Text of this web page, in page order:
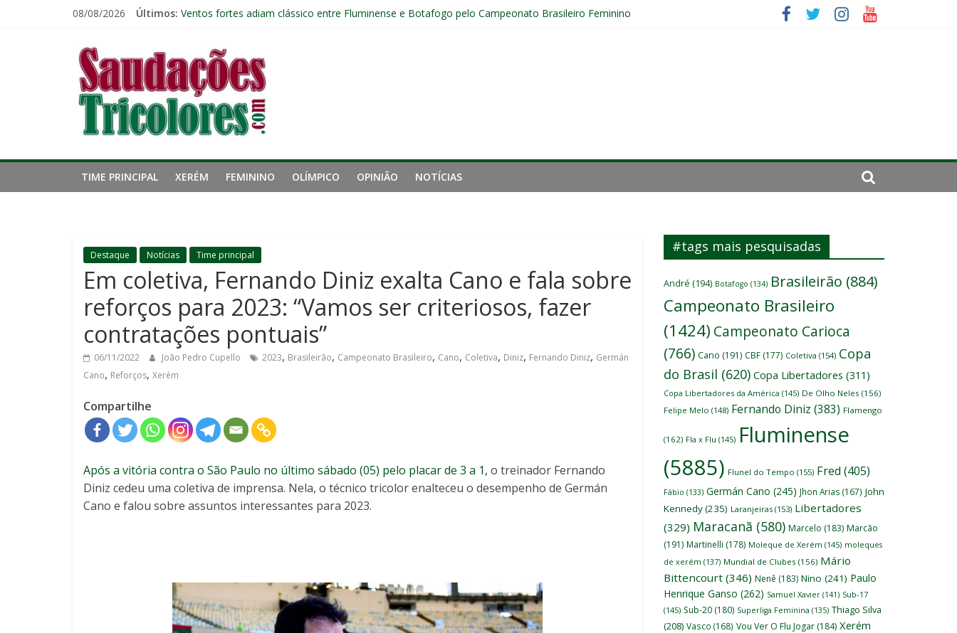
08/08/2026 Últimos: Ventos fortes adiam clássico entre Fluminense e Botafogo pelo Campeonato Brasileiro Feminino
John Kennedy tem lesão no ligamento cruzado do joelho direito confirmada pelo Fluminense e passará por cirurgia
Fluminense chega ao prazo final da Libertadores com apenas duas contratações e sete saídas no elenco
Saudações
Tricolores
TIME PRINCIPAL XERÉM FEMININO OLÍMPICO OPINIÃO NOTÍCIAS
Destaque Notícias Time principal
Em coletiva, Fernando Diniz exalta Cano e fala sobre
reforços para 2023: “Vamos ser criteriosos, fazer
contratações pontuais”
06/11/2022 João Pedro Cupello 2023, Brasileirão, Campeonato Brasileiro, Cano, Coletiva, Diniz, Fernando Diniz, Germán
Cano, Reforços, Xerém
Compartilhe
Após a vitória contra o São Paulo no último sábado (05) pelo placar de 3 a 1, o treinador Fernando
Diniz cedeu uma coletiva de imprensa. Nela, o técnico tricolor enalteceu o desempenho de Germán
Cano e falou sobre assuntos interessantes para 2023.
#tags mais pesquisadas
André (194) Botafogo (134) Brasileirão (884)
Campeonato Brasileiro
(1424) Campeonato Carioca
(766) Cano (191) CBF (177) Coletiva (154) Copa
do Brasil (620) Copa Libertadores (311)
Copa Libertadores da América (145) De Olho Neles (156)
Felipe Melo (148) Fernando Diniz (383) Flamengo
(162) Fla x Flu (145) Fluminense
(5885) Flunel do Tempo (155) Fred (405)
Fábio (133) Germán Cano (245) Jhon Arias (167) John
Kennedy(235) Laranjeiras (153) Libertadores
(329) Maracanã (580) Marcelo (183) Marcão
(191) Martinelli (178) Moleque de Xerém (145) moleques
de xerém (137) Mundial de Clubes (156) Mário
Bittencourt (346) Nenê (183) Nino (241) Paulo
Henrique Ganso (262) Samuel Xavier (141) Sub-17
(145) Sub-20 (180) Superliga Feminina (135) Thiago Silva
(208) Vasco (168) Vou Ver O Flu Jogar (184) Xerém